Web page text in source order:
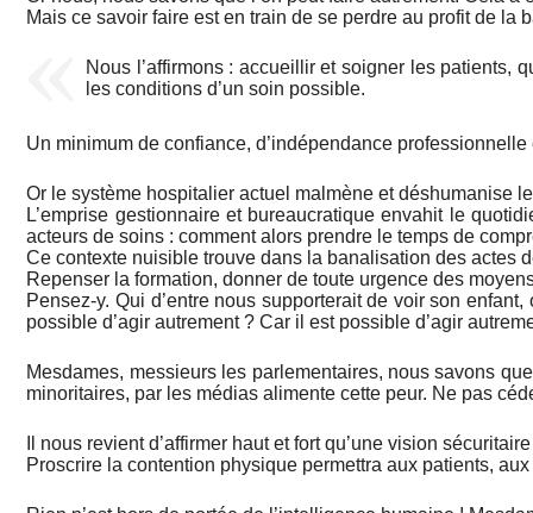
Mais ce savoir faire est en train de se perdre au profit de
Nous l’affirmons : accueillir et soigner les patients,
les conditions d’un soin possible.
Un minimum de confiance, d’indépendance
Or le système hospitalier actuel malmène et déshumanise
L’emprise gestionnaire et bureaucratique envahit le
acteurs de soins : comment alors prendre le temps de
Ce contexte nuisible trouve dans la banalisation des actes
Repenser la formation, donner de toute urgence des
Pensez-y. Qui d’entre nous supporterait de voir son
possible d’agir autrement ? Car il est possible d’agir
Mesdames, messieurs les parlementaires, nous savons
minoritaires, par les médias alimente cette peur. Ne pas
Il nous revient d’affirmer haut et fort qu’une vision
Proscrire la contention physique permettra aux patients,